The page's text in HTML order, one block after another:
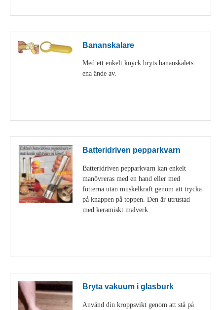
Bananskalare
Med ett enkelt knyck bryts bananskalets
ena ände av.
Batteridriven pepparkvarn
Batteridriven pepparkvarn kan enkelt
manövreras med en hand eller med
fötterna utan muskelkraft genom att trycka
på knappen på toppen. Den är utrustad
med keramiskt malverk
Bryta vakuum i glasburk
Använd din kroppsvikt genom att stå på